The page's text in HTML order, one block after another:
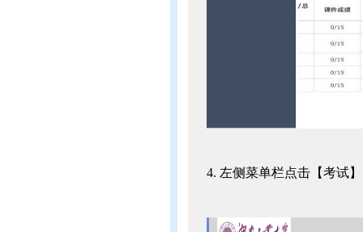
4. 左侧菜单栏点击【考试